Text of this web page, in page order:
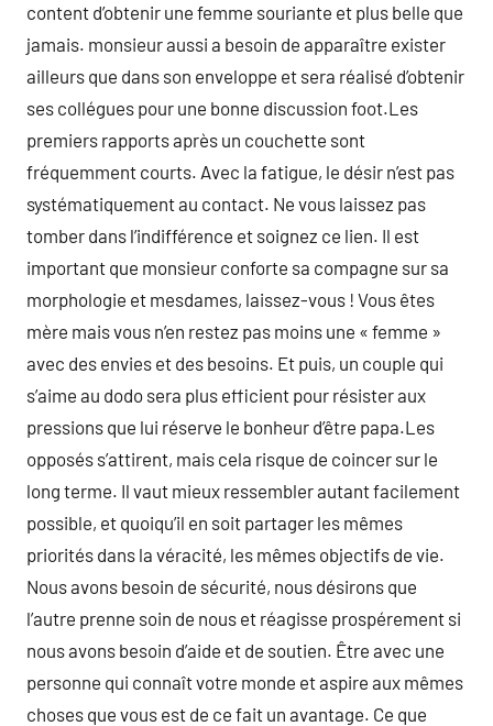
content d’obtenir une femme souriante et plus belle que
jamais. monsieur aussi a besoin de apparaître exister
ailleurs que dans son enveloppe et sera réalisé d’obtenir
ses collégues pour une bonne discussion foot.Les
premiers rapports après un couchette sont
fréquemment courts. Avec la fatigue, le désir n’est pas
systématiquement au contact. Ne vous laissez pas
tomber dans l’indifférence et soignez ce lien. Il est
important que monsieur conforte sa compagne sur sa
morphologie et mesdames, laissez-vous ! Vous êtes
mère mais vous n’en restez pas moins une « femme »
avec des envies et des besoins. Et puis, un couple qui
s’aime au dodo sera plus efficient pour résister aux
pressions que lui réserve le bonheur d’être papa.Les
opposés s’attirent, mais cela risque de coincer sur le
long terme. Il vaut mieux ressembler autant facilement
possible, et quoiqu’il en soit partager les mêmes
priorités dans la véracité, les mêmes objectifs de vie.
Nous avons besoin de sécurité, nous désirons que
l’autre prenne soin de nous et réagisse prospérement si
nous avons besoin d’aide et de soutien. Être avec une
personne qui connaît votre monde et aspire aux mêmes
choses que vous est de ce fait un avantage. Ce que